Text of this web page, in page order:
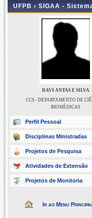
UFPB › SIGAA -
DAVI ANTAS E SILVA
CCS - DEPARTAMENTO DE
BIOMÉDICAS
Perfil Pessoal
Disciplinas Ministradas
Projetos de Pesquisa
Atividades de Extensão
Projetos de Monitoria
Ir ao Menu Principal